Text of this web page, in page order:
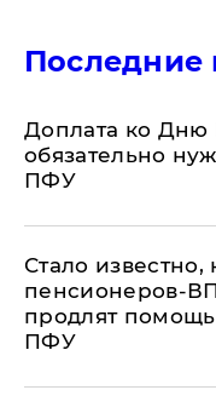
Последние
Доплата ко Дню
обязательно
ПФУ
Стало
пенсионеров-
продлят
ПФУ